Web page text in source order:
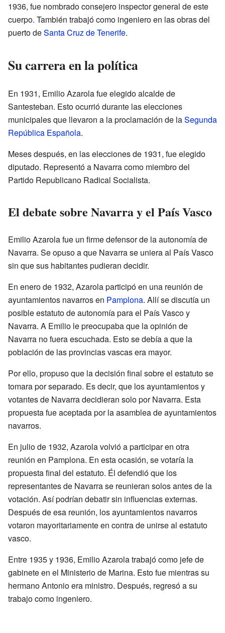
1936, fue nombrado consejero inspector general de este
cuerpo. También trabajó como ingeniero en las obras del
puerto deSanta Cruz de Tenerife.
Su carrera en la política
En 1931, Emilio Azarola fue elegido alcalde de
Santesteban. Esto ocurrió durante las elecciones
municipales que llevaron a la proclamación de laSegunda
República Española.
Meses después, en las elecciones de 1931, fue elegido
diputado. Representó a Navarra como miembro del
Partido Republicano Radical Socialista.
El debate sobre Navarra y el País Vasco
Emilio Azarola fue un firme defensor de la autonomía de
Navarra. Se opuso a que Navarra se uniera al País Vasco
sin que sus habitantes pudieran decidir.
En enero de 1932, Azarola participó en una reunión de
ayuntamientos navarros en Pamplona. Allí se discutía un
posible estatuto de autonomía para el País Vasco y
Navarra. A Emilio le preocupaba que la opinión de
Navarra no fuera escuchada. Esto se debía a que la
población de las provincias vascas era mayor.
Por ello, propuso que la decisión final sobre el estatuto se
tomara por separado. Es decir, que los ayuntamientos y
votantes de Navarra decidieran solo por Navarra. Esta
propuesta fue aceptada por la asamblea de ayuntamientos
navarros.
En julio de 1932, Azarola volvió a participar en otra
reunión en Pamplona. En esta ocasión, se votaría la
propuesta final del estatuto. Él defendió que los
representantes de Navarra se reunieran solos antes de la
votación. Así podrían debatir sin influencias externas.
Después de esa reunión, los ayuntamientos navarros
votaron mayoritariamente en contra de unirse al estatuto
vasco.
Entre 1935 y 1936, Emilio Azarola trabajó como jefe de
gabinete en el Ministerio de Marina. Esto fue mientras su
hermano Antonio era ministro. Después, regresó a su
trabajo como ingeniero.